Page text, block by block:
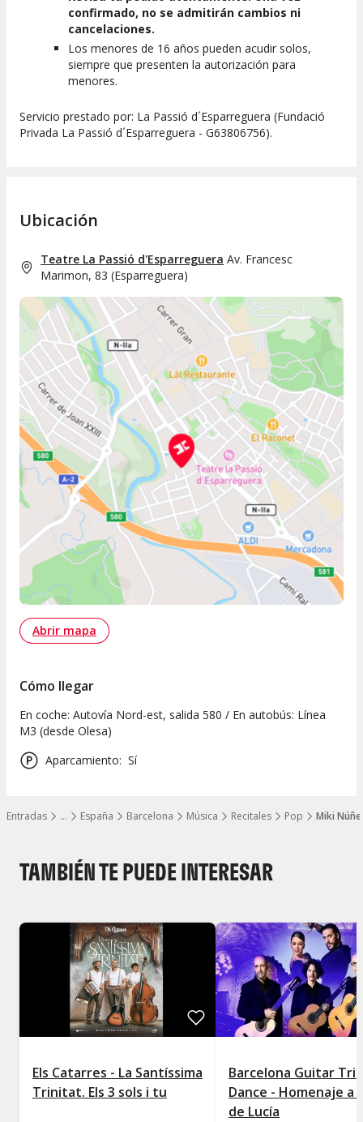
…
Mostrar todos los niveles
Entradas España Barcelona Música Recitales Pop Miki
confirmado, no se admitirán cambios ni
cancelaciones.
Los menores de 16 años pueden acudir solos,
siempre que presenten la autorización para
menores.
Servicio prestado por: La Passió d´Esparreguera (Fundació
Privada La Passió d´Esparreguera - G63806756).
Ubicación
Teatre La Passió d'Esparreguera Av. Francesc
Marimon, 83 (Esparreguera)
Abrir mapa
Cómo llegar
En coche: Autovía Nord-est, salida 580 / En autobús: Línea
M3 (desde Olesa)
Aparcamiento: Sí
TAMBIÉN TE PUEDE INTERESAR
Els Catarres - La Santíssima
Trinitat. Els 3 sols i tu
Barcelona Guitar
Dance - Homenaje a
de Lucía